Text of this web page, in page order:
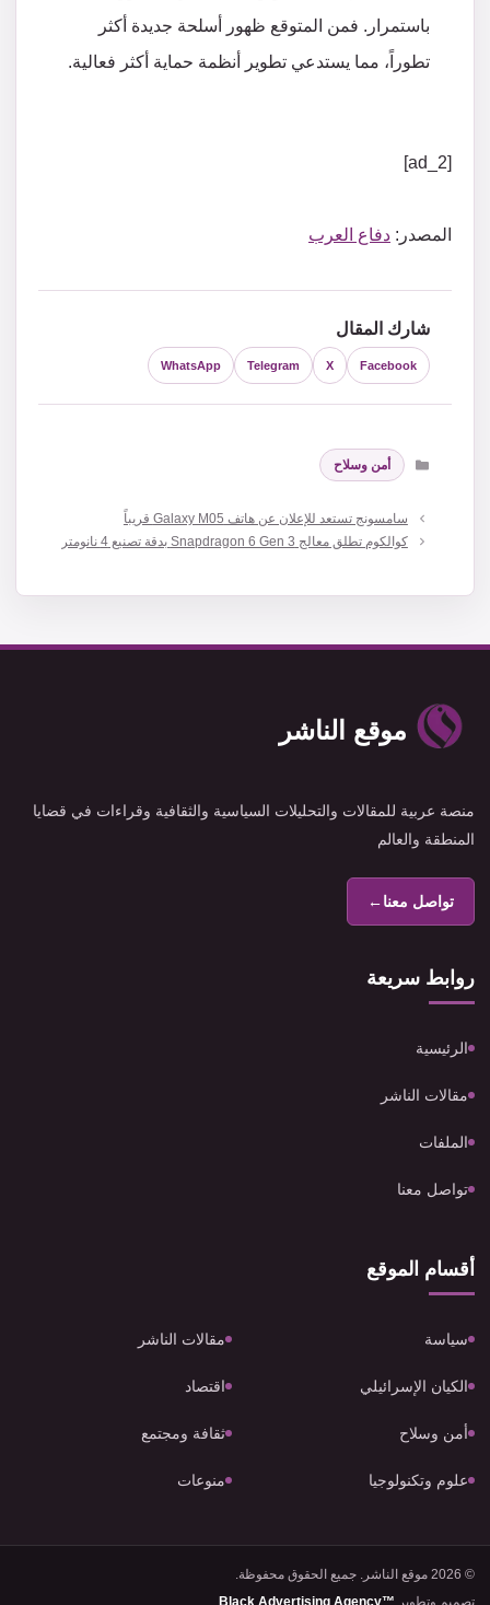
باستمرار. فمن المتوقع ظهور أسلحة جديدة أكثر
تطوراً، مما يستدعي تطوير أنظمة حماية أكثر فعالية.
[ad_2]
المصدر: دفاع العرب
شارك المقال
Facebook
X
Telegram
WhatsApp
التصنيفات
أمن وسلاح
سامسونج تستعد للإعلان عن هاتف Galaxy M05 قريباً
كوالكوم تطلق معالج Snapdragon 6 Gen 3 بدقة تصنيع 4 نانومتر
موقع الناشر
منصة عربية للمقالات والتحليلات السياسية والثقافية وقراءات في قضايا
المنطقة والعالم
تواصل معنا←
روابط سريعة
الرئيسية
مقالات الناشر
الملفات
تواصل معنا
أقسام الموقع
سياسة مقالات الناشر
الكيان الإسرائيلي اقتصاد
أمن وسلاح ثقافة ومجتمع
علوم وتكنولوجيا منوعات
© 2026 موقع الناشر. جميع الحقوق محفوظة.
تصميم وتطوير Black Advertising Agency™